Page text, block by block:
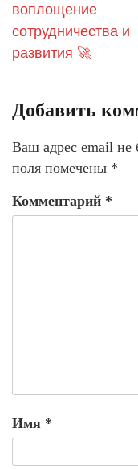
воплощение
сотрудничества и
развития 🚀
Добавить
Ваш адрес email не
поля помечены *
Комментарий *
Имя *